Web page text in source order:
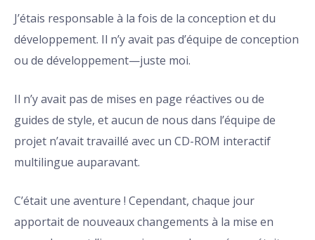
J’étais responsable à la fois de la conception et du
développement. Il n’y avait pas d’équipe de conception
ou de développement—juste moi.
Il n’y avait pas de mises en page réactives ou de
guides de style, et aucun de nous dans l’équipe de
projet n’avait travaillé avec un CD-ROM interactif
multilingue auparavant.
C’était une aventure ! Cependant, chaque jour
apportait de nouveaux changements à la mise en